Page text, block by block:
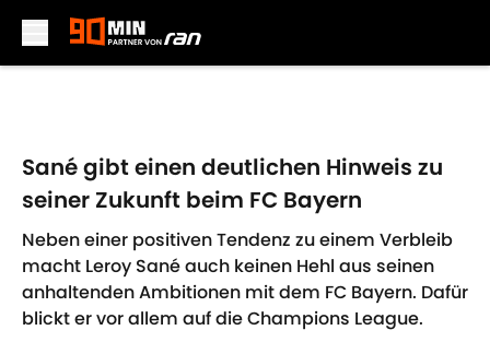
Sané gibt einen deutlichen Hinweis zu
seiner Zukunft beim FC Bayern
Neben einer positiven Tendenz zu einem Verbleib
macht Leroy Sané auch keinen Hehl aus seinen
anhaltenden Ambitionen mit dem FC Bayern. Dafür
blickt er vor allem auf die Champions League.